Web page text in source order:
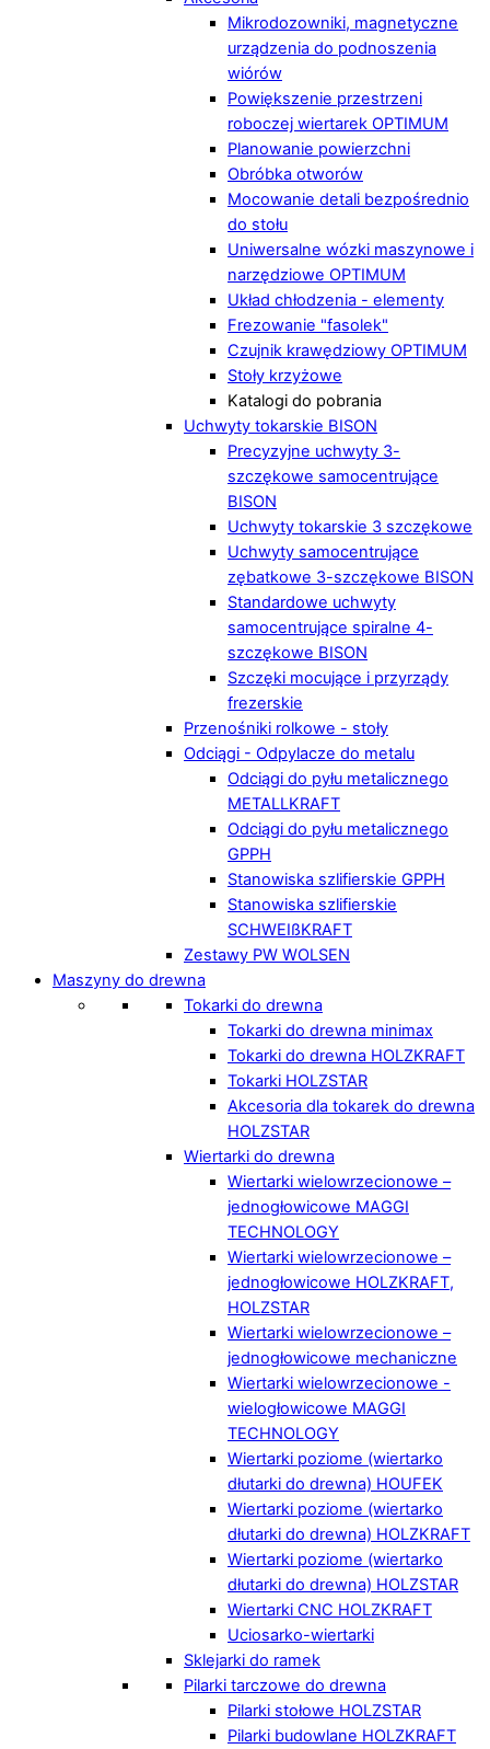
Mikrodozowniki, magnetyczne
urządzenia do podnoszenia
wiórów
Powiększenie przestrzeni
roboczej wiertarek OPTIMUM
Planowanie powierzchni
Obróbka otworów
Mocowanie detali bezpośrednio
do stołu
Uniwersalne wózki maszynowe i
narzędziowe OPTIMUM
Układ chłodzenia - elementy
Frezowanie "fasolek"
Czujnik krawędziowy OPTIMUM
Stoły krzyżowe
Katalogi do pobrania
Uchwyty tokarskie BISON
Precyzyjne uchwyty 3-
szczękowe samocentrujące
BISON
Uchwyty tokarskie 3 szczękowe
Uchwyty samocentrujące
zębatkowe 3-szczękowe BISON
Standardowe uchwyty
samocentrujące spiralne 4-
szczękowe BISON
Szczęki mocujące i przyrządy
frezerskie
Przenośniki rolkowe - stoły
Odciągi - Odpylacze do metalu
Odciągi do pyłu metalicznego
METALLKRAFT
Odciągi do pyłu metalicznego
GPPH
Stanowiska szlifierskie GPPH
Stanowiska szlifierskie
SCHWEIßKRAFT
Zestawy PW WOLSEN
Maszyny do drewna
Tokarki do drewna
Tokarki do drewna minimax
Tokarki do drewna HOLZKRAFT
Tokarki HOLZSTAR
Akcesoria dla tokarek do drewna
HOLZSTAR
Wiertarki do drewna
Wiertarki wielowrzecionowe –
jednogłowicowe MAGGI
TECHNOLOGY
Wiertarki wielowrzecionowe –
jednogłowicowe HOLZKRAFT,
HOLZSTAR
Wiertarki wielowrzecionowe –
jednogłowicowe mechaniczne
Wiertarki wielowrzecionowe -
wielogłowicowe MAGGI
TECHNOLOGY
Wiertarki poziome (wiertarko
dłutarki do drewna) HOUFEK
Wiertarki poziome (wiertarko
dłutarki do drewna) HOLZKRAFT
Wiertarki poziome (wiertarko
dłutarki do drewna) HOLZSTAR
Wiertarki CNC HOLZKRAFT
Uciosarko-wiertarki
Sklejarki do ramek
Pilarki tarczowe do drewna
Pilarki stołowe HOLZSTAR
Pilarki budowlane HOLZKRAFT